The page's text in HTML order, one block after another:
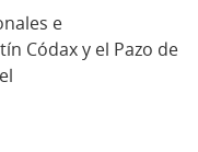
e
Códax y el Pazo de